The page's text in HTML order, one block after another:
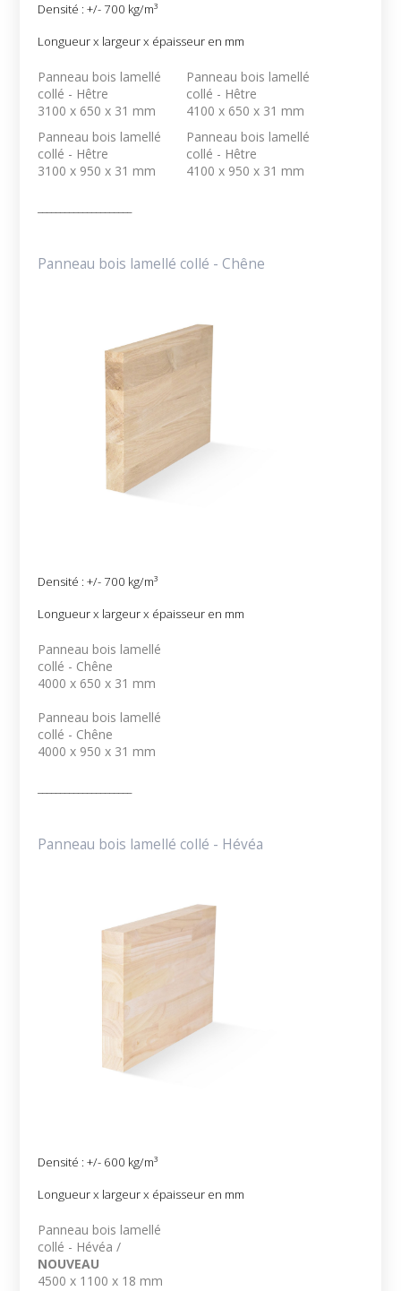
Densité : +/- 700 kg/m³
Longueur x largeur x épaisseur en mm
Panneau bois lamellé
collé - Hêtre
3100 x 650 x 31 mm
Panneau bois lamellé
collé - Hêtre
4100 x 650 x 31 mm
Panneau bois lamellé
collé - Hêtre
3100 x 950 x 31 mm
Panneau bois lamellé
collé - Hêtre
4100 x 950 x 31 mm
Panneau bois lamellé collé - Chêne
Densité : +/- 700 kg/m³
Longueur x largeur x épaisseur en mm
Panneau bois lamellé
collé - Chêne
4000 x 650 x 31 mm
Panneau bois lamellé
collé - Chêne
4000 x 950 x 31 mm
Panneau bois lamellé collé - Hévéa
Densité : +/- 600 kg/m³
Longueur x largeur x épaisseur en mm
Panneau bois lamellé
collé - Hévéa /
NOUVEAU
4500 x 1100 x 18 mm